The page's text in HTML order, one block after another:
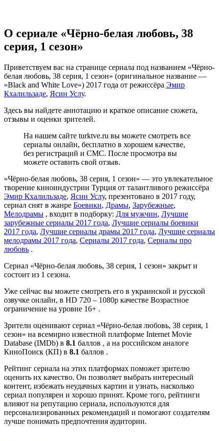
О сериале «Чёрно-белая любовь, 38
серия, 1 сезон»
Приветствуем вас на странице сериала под названием «Чёрно-
белая любовь, 38 серия, 1 сезон» (оригинальное название —
«Black and White Love») 2017 года от режиссёра Эмир
Кхалильзаде, Ясин Услу.
Здесь вы найдете аннотацию и краткое описание сюжета,
отзывы и оценки зрителей.
На нашем сайте turktve.ru вы можете смотреть все
сериалы онлайн, бесплатно в хорошем качестве,
без регистраций и СМС. После просмотра вы
можете оставить свой отзыв.
«Чёрно-белая любовь, 38 серия, 1 сезон» — это увлекательное
творение киноиндустрии Турция от талантливого режиссёра
Эмир Кхалильзаде, Ясин Услу, презентовано в 2017 году,
сериал снят в жанре Боевики, Драмы, Зарубежные,
Мелодрамы , входит в подборку: Для мужчин, Лучшие
зарубежные сериалы 2017 года, Лучшие сериалы боевики
2017 года, Лучшие сериалы драмы 2017 года, Лучшие сериалы
мелодрамы 2017 года, Сериалы 2017 года, Сериалы про
любовь .
Сериал «Чёрно-белая любовь, 38 серия, 1 сезон» закрыт и
состоит из 1 сезона.
Уже сейчас вы можете смотреть его в украинской и русской
озвучке онлайн, в HD 720 – 1080p качестве Возрастное
ограничение на уровне 16+ .
Зрители оценивают сериал «Чёрно-белая любовь, 38 серия, 1
сезон» на всемирно известной платформе Internet Movie
Database (IMDb) в 8.1 баллов , а на российском аналоге
КиноПоиск (КП) в 8.1 баллов .
Рейтинг сериала на этих платформах поможет зрителю
оценить их качество. Он позволяет выбрать интересный
контент, избежать неудачных картин и узнать, насколько
сериал популярен и хорошо принят. Кроме того, рейтинги
влияют на репутацию сериала, используются для
персонализированных рекомендаций и помогают создателям
лучше понимать предпочтения аудитории.